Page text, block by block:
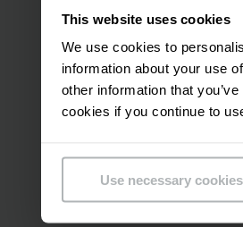
This website uses cookies
We use cookies to
information about your use
other information that
cookies if you continue to
Use necessary
operación flexible
El AGVS de
Navegación láser
Todos los vehículos